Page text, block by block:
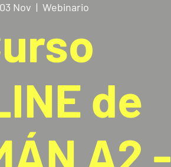
Nov
  |
Webinario
de
A2 -